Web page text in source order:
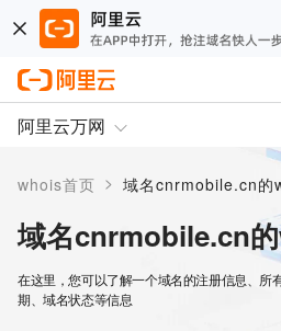
阿里云万网
whois首页 > 域名cnrmobile.cn的
域名cnrmobile.cn
在这里，您可以了解一个域名的注册信息、所
期、域名状态等信息